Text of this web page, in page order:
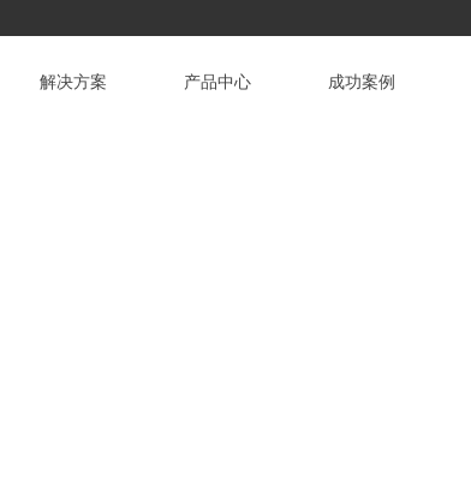
解决方案 产品中心 成功案例